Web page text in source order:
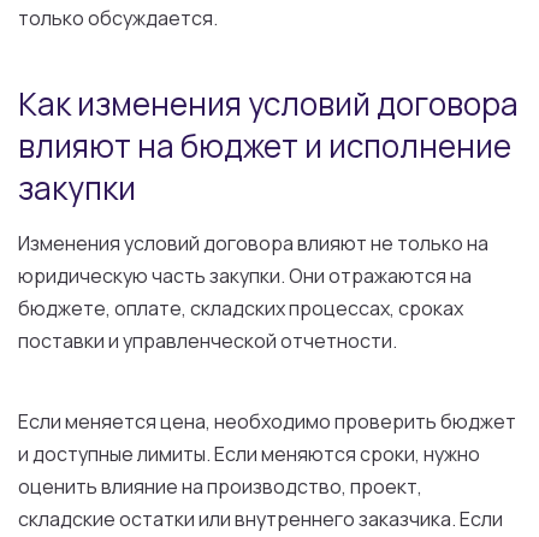
только обсуждается.
Как изменения условий договора
влияют на бюджет и исполнение
закупки
Изменения условий договора влияют не только на
юридическую часть закупки. Они отражаются на
бюджете, оплате, складских процессах, сроках
поставки и управленческой отчетности.
Если меняется цена, необходимо проверить бюджет
и доступные лимиты. Если меняются сроки, нужно
оценить влияние на производство, проект,
складские остатки или внутреннего заказчика. Если